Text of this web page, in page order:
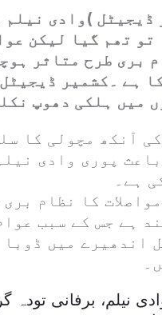
ڈیجیٹل )وادی
تھم گیا لیکن
بری طرح متاثر
ہے ۔کشمیر
میں ہلکی دھوپ
آنکھ مچولی کا
پوری وادی
ہے۔
کا نظام
ہے جس کے سبب
اندھیرے میں